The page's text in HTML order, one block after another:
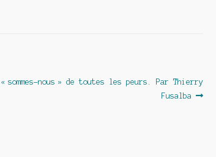
« sommes-nous » de toutes les peurs. Par Thierry
Fusalba